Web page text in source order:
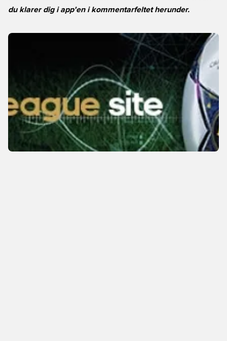
du klarer dig i app'en i kommentarfeltet herunder.